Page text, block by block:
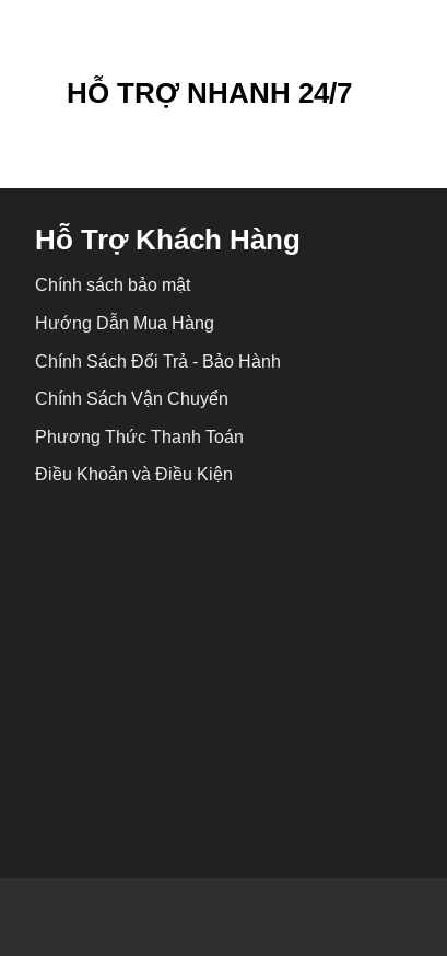
HỖ TRỢ NHANH 24/7
Hỗ Trợ Khách Hàng
Chính sách bảo mật
Hướng Dẫn Mua Hàng
Chính Sách Đổi Trả - Bảo Hành
Chính Sách Vận Chuyển
Phương Thức Thanh Toán
Điều Khoản và Điều Kiện